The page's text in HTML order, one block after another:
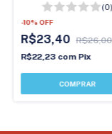
(0)
-10%OFF
R$23,40 R$26,00
R$22,23 com Pix